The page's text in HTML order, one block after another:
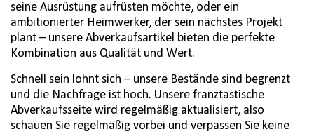
seine Ausrüstung aufrüsten möchte, oder ein
ambitionierter Heimwerker, der sein nächstes Projekt
plant – unsere Abverkaufsartikel bieten die perfekte
Kombination aus Qualität und Wert.
Schnell sein lohnt sich – unsere Bestände sind begrenzt
und die Nachfrage ist hoch. Unsere franztastische
Abverkaufsseite wird regelmäßig aktualisiert, also
schauen Sie regelmäßig vorbei und verpassen Sie keine